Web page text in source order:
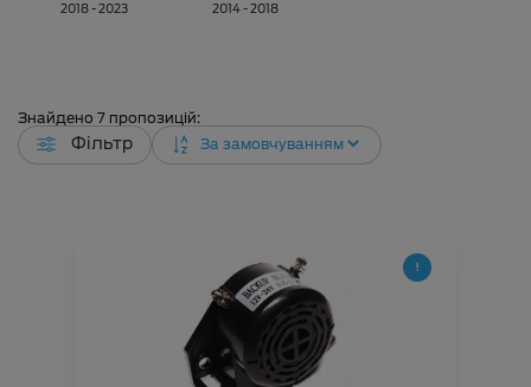
2018 - 2023 2014 - 2018
Знайдено 7 пропозицій:
Фільтр